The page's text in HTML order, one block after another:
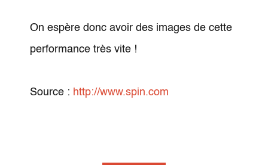
On espère donc avoir des images de cette
performance très vite !
Source : http://www.spin.com